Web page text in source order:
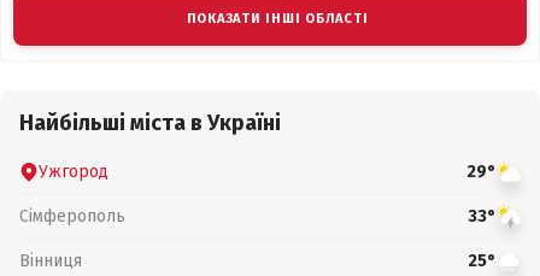
ПОКАЗАТИ ІНШІ ОБЛАСТІ
Найбільші міста в Україні
Ужгород 29°
Сімферополь 33°
Вінниця 25°